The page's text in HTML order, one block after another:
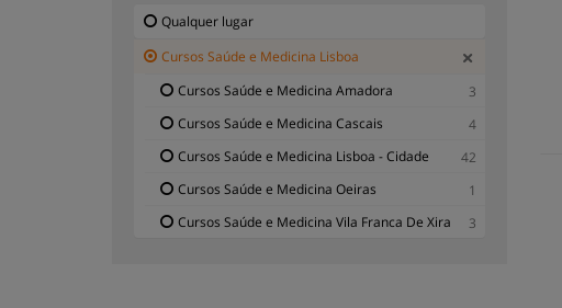
Cursos Terapia de Reabilitação Lisboa
Cursos Terapias alternativas Lisboa
10
Cursos Urgências Médicas e Sanitárias
Lisboa
1
Qualquer lugar
Cursos Saúde e Medicina Lisboa
Cursos Saúde e Medicina Amadora
3
Cursos Saúde e Medicina Cascais
4
Cursos Saúde e Medicina Lisboa - Cidade
42
Cursos Saúde e Medicina Oeiras
1
Cursos Saúde e Medicina Vila Franca De Xira
3